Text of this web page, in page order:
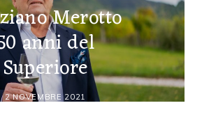
Merotto
anni del
Superiore
2 NOVEMBRE 2021